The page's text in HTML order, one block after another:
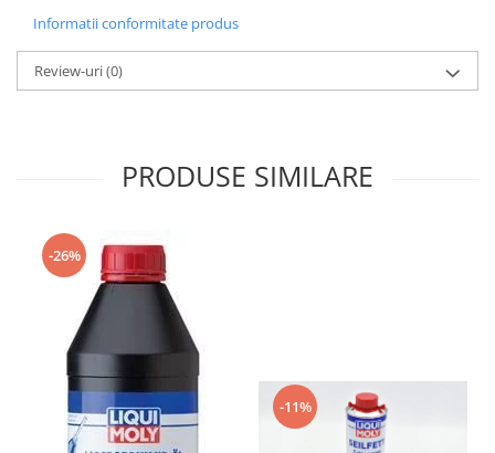
Informatii conformitate produs
Review-uri(0)
PRODUSE SIMILARE
-26%
-11%